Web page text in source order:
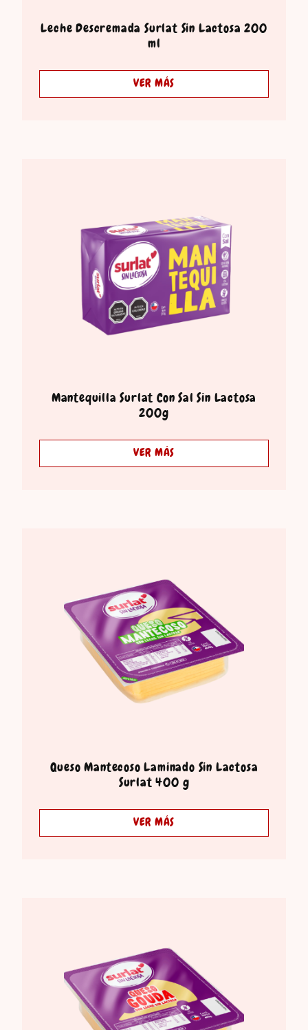
Leche Descremada Surlat Sin Lactosa 200
ml
VER MÁS
Mantequilla Surlat Con Sal Sin Lactosa
200g
VER MÁS
Queso Mantecoso Laminado Sin Lactosa
Surlat 400 g
VER MÁS